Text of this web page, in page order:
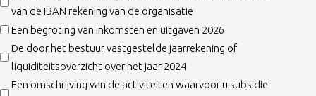
van de IBAN rekening van de organisatie
Een begroting van inkomsten en uitgaven 2026
De door het bestuur vastgestelde jaarrekening of
liquiditeitsoverzicht over het jaar 2024
Een omschrijving van de activiteiten waarvoor u subsidie